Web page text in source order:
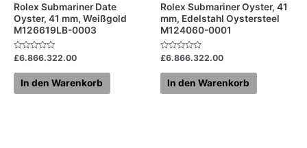
Rolex Submariner Date
Oyster, 41 mm, Weißgold
M126619LB-0003
Bewertet
0
von
£6.866.322.00
In den Warenkorb
Rolex Submariner Oyster, 41
mm, Edelstahl Oystersteel
M124060-0001
Bewertet
0
von
£6.866.322.00
In den Warenkorb